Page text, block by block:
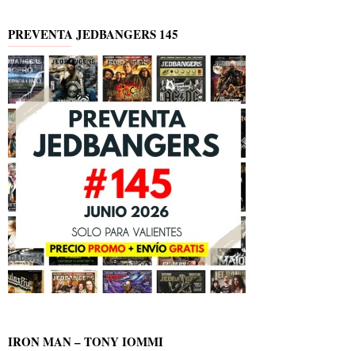
PREVENTA JEDBANGERS 145
IRON MAN – TONY IOMMI